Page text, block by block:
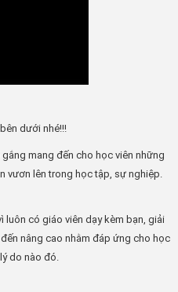
dưới nhé!!!
mang đến cho học viên những
vươn lên trong học tập, sự nghiệp.
luôn có giáo viên dạy kèm bạn, giải
nâng cao nhằm đáp ứng cho học
do nào đó.